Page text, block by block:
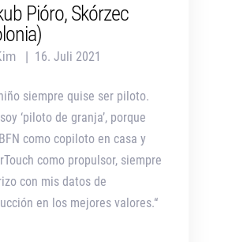
Pióro, Skórzec
16. Juli 2021
siempre quise ser piloto.
‘piloto de granja’, porque
como copiloto en casa y
como propulsor, siempre
con mis datos de
en los mejores valores.“